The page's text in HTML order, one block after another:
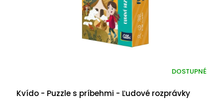
Kvído - Puzzle s príbehmi - Ľudové rozprávky
DOSTUPNÉ